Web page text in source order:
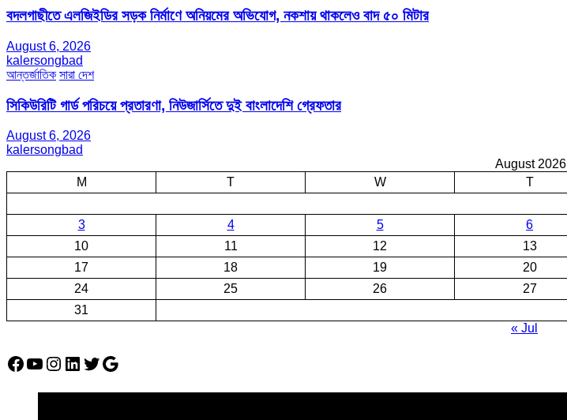
বদলগাছীতে এলজিইডির সড়ক নির্মাণে অনিয়মের অভিযোগ, নকশায় থাকলেও বাদ ৫০ মিটার
August 6, 2026
kalersongbad
আন্তর্জাতিক সারা দেশ
সিকিউরিটি গার্ড পরিচয়ে প্রতারণা, নিউজার্সিতে দুই বাংলাদেশি গ্রেফতার
August 6, 2026
kalersongbad
August 2026
M
T W T
3
4 5 6
10
11 12 13
17
18 19 20
24
25 26 27
31
« Jul
Facebook
YouTube
Instagram
LinkedIn
Twitter
Google